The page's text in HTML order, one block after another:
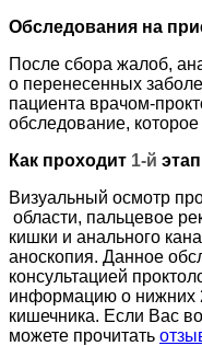
Обследования на
После сбора жалоб,
о перенесенных
пациента врачом-
обследование, которое
Как проходит 1-й
Визуальный осмотр
области, пальцевое
кишки и анального
аноскопия. Данное
консультацией
информацию о нижних
кишечника. Если Вас
можете прочитать